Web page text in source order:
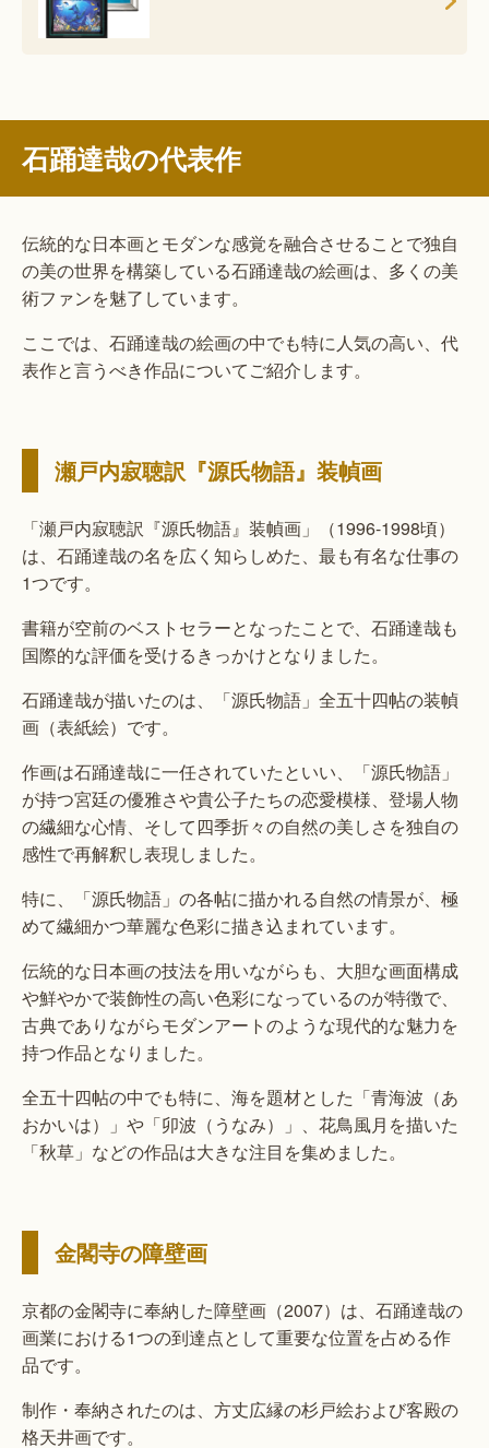
石踊達哉の代表作
伝統的な日本画とモダンな感覚を融合させることで独自
の美の世界を構築している石踊達哉の絵画は、多くの美
術ファンを魅了しています。
ここでは、石踊達哉の絵画の中でも特に人気の高い、代
表作と言うべき作品についてご紹介します。
瀬戸内寂聴訳『源氏物語』装幀画
「瀬戸内寂聴訳『源氏物語』装幀画」（1996-1998頃）
は、石踊達哉の名を広く知らしめた、最も有名な仕事の
1つです。
書籍が空前のベストセラーとなったことで、石踊達哉も
国際的な評価を受けるきっかけとなりました。
石踊達哉が描いたのは、「源氏物語」全五十四帖の装幀
画（表紙絵）です。
作画は石踊達哉に一任されていたといい、「源氏物語」
が持つ宮廷の優雅さや貴公子たちの恋愛模様、登場人物
の繊細な心情、そして四季折々の自然の美しさを独自の
感性で再解釈し表現しました。
特に、「源氏物語」の各帖に描かれる自然の情景が、極
めて繊細かつ華麗な色彩に描き込まれています。
伝統的な日本画の技法を用いながらも、大胆な画面構成
や鮮やかで装飾性の高い色彩になっているのが特徴で、
古典でありながらモダンアートのような現代的な魅力を
持つ作品となりました。
全五十四帖の中でも特に、海を題材とした「青海波（あ
おかいは）」や「卯波（うなみ）」、花鳥風月を描いた
「秋草」などの作品は大きな注目を集めました。
金閣寺の障壁画
京都の金閣寺に奉納した障壁画（2007）は、石踊達哉の
画業における1つの到達点として重要な位置を占める作
品です。
制作・奉納されたのは、方丈広縁の杉戸絵および客殿の
格天井画です。